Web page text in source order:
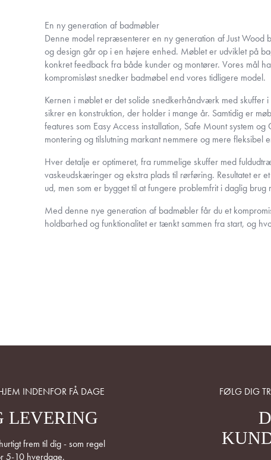
En ny generation af badmøbler
Denne model repræsenterer en ny generation af Just Wood
og design går op i en højere enhed. Møblet er udviklet på
konkret feedback fra både kunder og montører. Vores mål
kompromisløst snedker badmøbel end vores tidligere model.
Kernen i møblet er det solide snedkerhåndværk med skuffer
sikrer en konstruktion, der holder i mange år. Samtidig er
features som Easy Access installation, Safe Mount system
montering og tilslutning markant nemmere og mere fleksibel
Hver detalje er optimeret, fra rummelige skuffer med
vaskeudskæringer og ekstra plads til rørføring. Resultatet er
ud, men som er bygget til at fungere problemfrit i daglig brug
Med denne nye generation af badmøbler får du et
holdbarhed og funktionalitet er tænkt sammen fra start, og
INDENFOR FÅ DAGE
LEVERING
frem til dig - som regel
5-10 hverdage.
FØLG DIG